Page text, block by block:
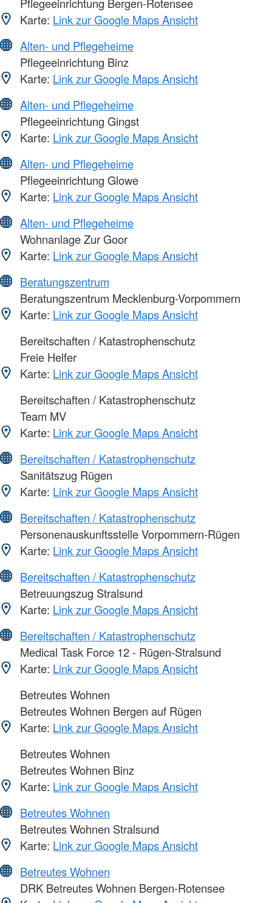
Karte: Link zur Google Maps Ansicht
Alten- und Pflegeheime
Pflegeeinrichtung Binz
Karte: Link zur Google Maps Ansicht
Alten- und Pflegeheime
Pflegeeinrichtung Gingst
Karte: Link zur Google Maps Ansicht
Alten- und Pflegeheime
Pflegeeinrichtung Glowe
Karte: Link zur Google Maps Ansicht
Alten- und Pflegeheime
Wohnanlage Zur Goor
Karte: Link zur Google Maps Ansicht
Beratungszentrum
Beratungszentrum Mecklenburg-Vorpommern
Karte: Link zur Google Maps Ansicht
Bereitschaften / Katastrophenschutz
Freie Helfer
Karte: Link zur Google Maps Ansicht
Bereitschaften / Katastrophenschutz
Team MV
Karte: Link zur Google Maps Ansicht
Bereitschaften / Katastrophenschutz
Sanitätszug Rügen
Karte: Link zur Google Maps Ansicht
Bereitschaften / Katastrophenschutz
Personenauskunftsstelle Vorpommern-Rügen
Karte: Link zur Google Maps Ansicht
Bereitschaften / Katastrophenschutz
Betreuungszug Stralsund
Karte: Link zur Google Maps Ansicht
Bereitschaften / Katastrophenschutz
Medical Task Force 12 - Rügen-Stralsund
Karte: Link zur Google Maps Ansicht
Betreutes Wohnen
Betreutes Wohnen Bergen auf Rügen
Karte: Link zur Google Maps Ansicht
Betreutes Wohnen
Betreutes Wohnen Binz
Karte: Link zur Google Maps Ansicht
Betreutes Wohnen
Betreutes Wohnen Stralsund
Karte: Link zur Google Maps Ansicht
Betreutes Wohnen
DRK Betreutes Wohnen Bergen-Rotensee